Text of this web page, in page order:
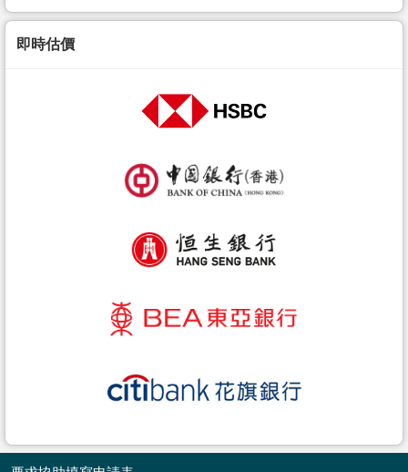
即時估價